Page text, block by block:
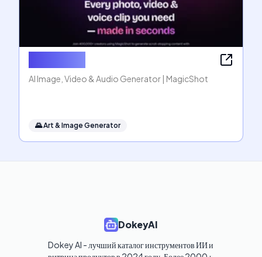
AI Image, Video & Audio Generator | MagicShot
🌄Art & Image Generator
DokeyAI
Dokey AI - лучший каталог инструментов ИИ и